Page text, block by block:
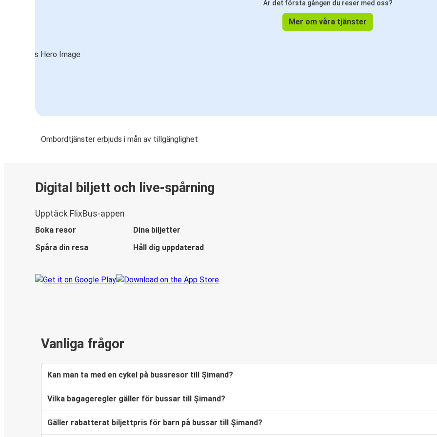
Är det första gången du reser med oss?
Mer om våra tjänster
Ombordtjänster erbjuds i mån av tillgänglighet
Digital biljett och live-spårning
Upptäck FlixBus-appen
Boka resor
Dina biljetter
Spåra din resa
Håll dig uppdaterad
Vanliga frågor
Kan man ta med en cykel på bussresor till Șimand?
Vilka bagageregler gäller för bussar till Șimand?
Gäller rabatterat biljettpris för barn på bussar till Șimand?